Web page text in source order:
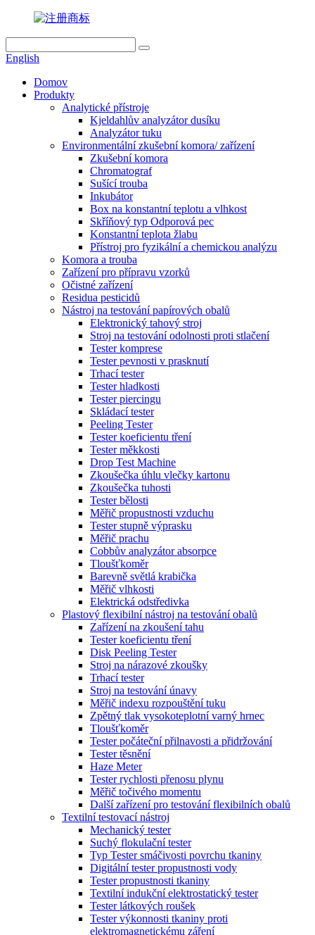
English
Domov
Produkty
Analytické přístroje
Kjeldahlův analyzátor dusíku
Analyzátor tuku
Environmentální zkušební komora/ zařízení
Zkušební komora
Chromatograf
Sušící trouba
Inkubátor
Box na konstantní teplotu a vlhkost
Skříňový typ Odporová pec
Konstantní teplota žlabu
Přístroj pro fyzikální a chemickou analýzu
Komora a trouba
Zařízení pro přípravu vzorků
Očistné zařízení
Residua pesticidů
Nástroj na testování papírových obalů
Elektronický tahový stroj
Stroj na testování odolnosti proti stlačení
Tester komprese
Tester pevnosti v prasknutí
Trhací tester
Tester hladkosti
Tester piercingu
Skládací tester
Peeling Tester
Tester koeficientu tření
Tester měkkosti
Drop Test Machine
Zkoušečka úhlu vlečky kartonu
Zkoušečka tuhosti
Tester bělosti
Měřič propustnosti vzduchu
Tester stupně výprasku
Měřič prachu
Cobbův analyzátor absorpce
Tloušťkoměr
Barevně světlá krabička
Měřič vlhkosti
Elektrická odstředivka
Plastový flexibilní nástroj na testování obalů
Zařízení na zkoušení tahu
Tester koeficientu tření
Disk Peeling Tester
Stroj na nárazové zkoušky
Trhací tester
Stroj na testování únavy
Měřič indexu rozpouštění tuku
Zpětný tlak vysokoteplotní varný hrnec
Tloušťkoměr
Tester počáteční přilnavosti a přidržování
Tester těsnění
Haze Meter
Tester rychlosti přenosu plynu
Měřič točivého momentu
Další zařízení pro testování flexibilních obalů
Textilní testovací nástroj
Mechanický tester
Suchý flokulační tester
Typ Tester smáčivosti povrchu tkaniny
Digitální tester propustnosti vody
Tester propustnosti tkaniny
Textilní indukční elektrostatický tester
Tester látkových roušek
Tester výkonnosti tkaniny proti
elektromagnetickému záření